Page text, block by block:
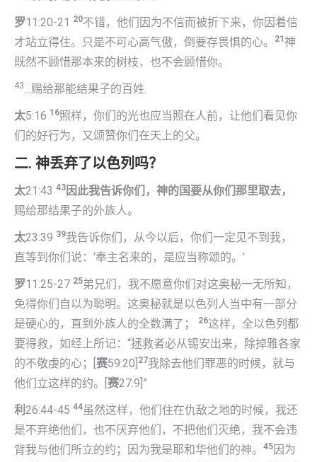
罗11:20-21 20不错，他们因为不信而被折下来，你因着信
才站立得住。只是不可心高气傲，倒要存畏惧的心。
21 神
既然不顾惜那本来的树枝，也不会顾惜你。
43…赐给那能结果子的百姓.
太5:16 16照样，你们的光也应当照在人前，让他们看见你
们的好行为，又颂赞你们在天上的父。
二. 神丢弃了以色列吗？
太21:43 43 因此我告诉你们，神的国要从你们那里取去，
赐给那结果子的外族人。
太23:39 39我告诉你们，从今以后，你们一定见不到我，
直等到你们说：‘奉主名来的，是应当称颂的。’
罗11:25-27 25弟兄们，我不愿意你们对这奥秘一无所知，
免得你们自以为聪明。这奥秘就是以色列人当中有一部分
是硬心的，直到外族人的全数满了；
26这样，全以色列都
要得救，如经上所记：“拯救者必从锡安出来，除掉雅各家
的不敬虔的心；[ 赛59:20] 27我除去他们罪恶的时候，就与
他们立这样的约。[ 赛27:9]”
利 26:44-45 44虽然这样，他们住在仇敌之地的时候，我还
是不弃绝他们，也不厌弃他们，不把他们灭绝，我不会违
背我与他们所立的约；因为我是耶和华他们的神。
45因为